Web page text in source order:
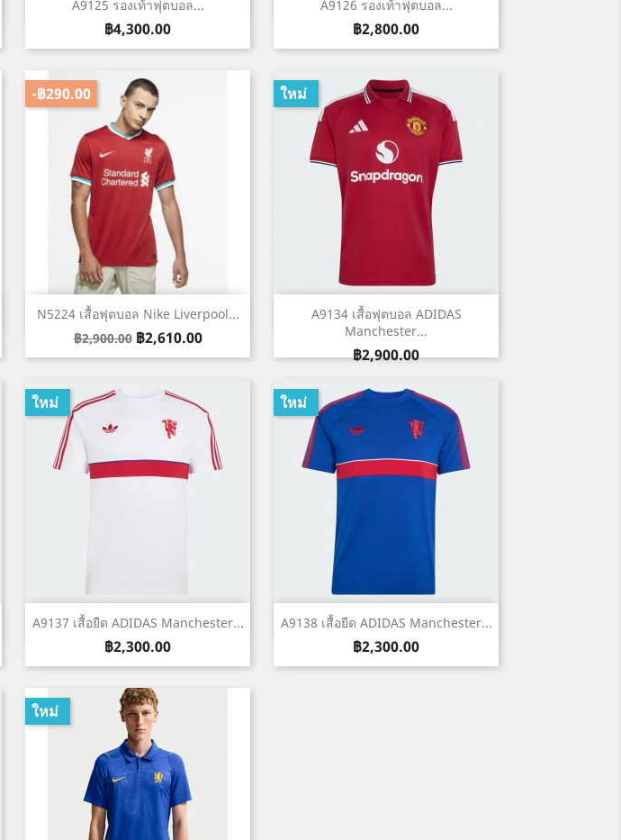
A9125 รองเท้าฟุตบอล...
ราคา
฿4,300.00
 A9126 รองเท้าฟุตบอล...
ราคา
฿2,800.00

N5224 เสื้อฟุตบอล Nike Liverpool...
Regular
price
฿2,900.00 ราคา
฿2,610.00
-฿290.00
เปิดหน้าต่างย่อ
A9134 เสื้อฟุตบอล ADIDAS
Manchester...
ราคา
฿2,900.00
ใหม่
 เปิดหน้าต่างย่อ
A9137 เสื้อยืด ADIDAS Manchester...
ราคา
฿2,300.00
ใหม่
เปิดหน้าต่างย่อ A9138 เสื้อยืด ADIDAS Manchester...
ราคา
฿2,300.00
ใหม่
เปิดหน้าต่างย่อ
ใหม่